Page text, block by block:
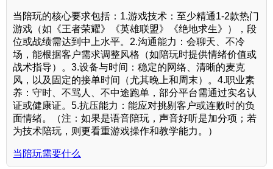
当陪玩的核心要求包括：1.游戏技术：至少精通1-2款热门
游戏（如《王者荣耀》《英雄联盟》《绝地求生》），段
位或战绩需达到中上水平。2.沟通能力：会聊天、不冷
场，能根据客户需求调整风格（如陪玩时提供情绪价值或
战术指导）。3.设备与时间：稳定的网络、清晰的麦克
风，以及固定的接单时间（尤其晚上和周末）。4.职业素
养：守时、不骂人、不中途跑单，部分平台需通过实名认
证或健康证。5.抗压能力：能应对挑剔客户或连败时的负
面情绪。（注：如果是语音陪玩，声音好听是加分项；若
为技术陪玩，则更看重游戏操作和教学能力。）
当陪玩需要什么